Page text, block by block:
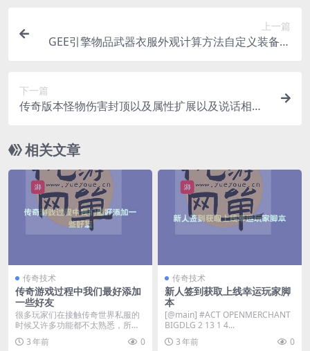
上一篇
GEE引擎物品武器衣服外观计算方法自定义装备和
下一篇
传奇版本怪物伤害封顶以及属性扩展以及说话相关
相关文章
传奇技术
传奇游戏过程中我们最好添加
一些好友
很多玩家们在接触传奇世界私服的
时候又许多功能都不太熟悉，所以
很多玩家们都是在进入...
3 年前 0
传奇技术
新人签到获取上线幸运玩家脚
本
[@main] #ACT OPENMERCHANT
BIGDLG 2 13 1 4...
3 年前
0